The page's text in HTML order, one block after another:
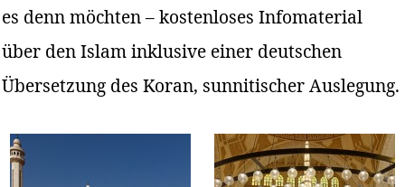
es denn möchten – kostenloses Infomaterial
über den Islam inklusive einer deutschen
Übersetzung des Koran, sunnitischer Auslegung.